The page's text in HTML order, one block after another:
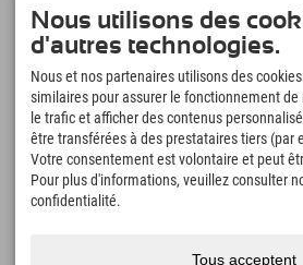
réservations, liste de choses à faire, aperçu
des restaurants et bien plus encore.
Téléchargez-le maintenant !
L'heure des moments d'exploration
166
Lacs de montagne et
piscines d'aventure
8.991
Nous utilisons des
d'autres technologies.
Nous et nos partenaires utilisons des
similaires pour assurer le fonctionnement
le trafic et afficher des contenus
être transférées à des prestataires tiers (par
Votre consentement est volontaire et peut
Pour plus d'informations, veuillez consulter
confidentialité.
Tous acceptent